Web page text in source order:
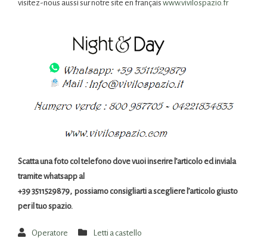
visitez-nous aussi sur notre site en français www.vivilospazio.fr
Scatta una foto col telefono dove vuoi inserire l’articolo ed inviala
tramite whatsapp al
+39 3511529879, possiamo consigliarti a scegliere l’articolo giusto
per il tuo spazio.
Operatore Letti a castello